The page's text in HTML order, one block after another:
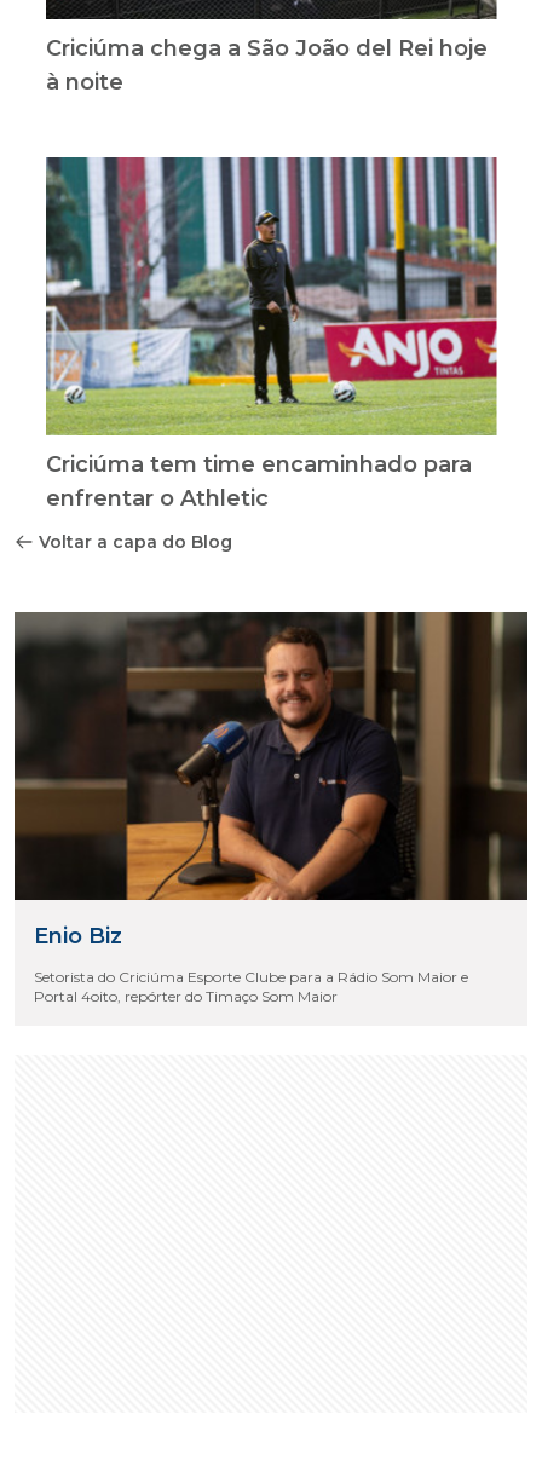
Criciúma chega a São João del Rei hoje
à noite
Criciúma tem time encaminhado para
enfrentar o Athletic
Voltar a capa do Blog
Enio Biz
Setorista do Criciúma Esporte Clube para a Rádio Som Maior e
Portal 4oito, repórter do Timaço Som Maior